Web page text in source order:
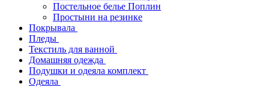
Постельное белье Поплин
Простыни на резинке
Покрывала
Пледы
Текстиль для ванной
Домашняя одежда
Подушки и одеяла комплект
Одеяла